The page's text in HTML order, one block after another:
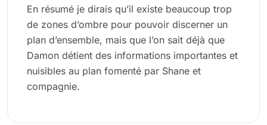
En résumé je dirais qu’il existe beaucoup trop
de zones d’ombre pour pouvoir discerner un
plan d’ensemble, mais que l’on sait déjà que
Damon détient des informations importantes et
nuisibles au plan fomenté par Shane et
compagnie.